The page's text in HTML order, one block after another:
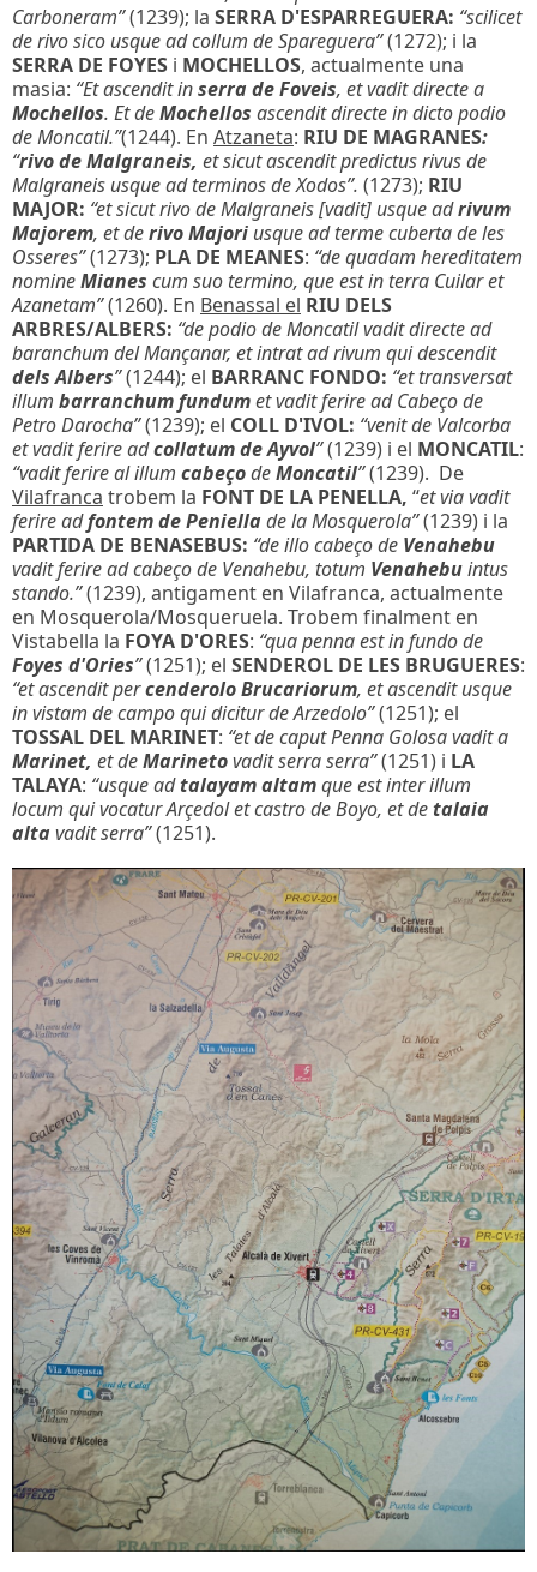
Carboneram”(1239); la SERRA D'ESPARREGUERA: “scilicet
de rivo sico usque ad collum de Spareguera”(1272); i la
SERRA DE FOYES i MOCHELLOS, actualmente una
masia: “Et ascendit inserra de Foveis, et vadit directe a
Mochellos. Et deMochellos ascendit directe in dicto podio
de Moncatil.”(1244). En Atzaneta: RIU DE MAGRANES:
“rivo de Malgraneis, et sicut ascendit predictus rivus de
Malgraneis usque ad terminos de Xodos”. (1273); RIU
MAJOR: “et sicut rivo de Malgraneis [vadit] usque adrivum
Majorem, et derivo Majori usque ad terme cuberta de les
Osseres”(1273); PLA DE MEANES: “de quadam hereditatem
nomineMianes cum suo termino, que est in terra Cuilar et
Azanetam”(1260). En Benassal el RIU DELS
ARBRES/ALBERS: “de podio de Moncatil vadit directe ad
baranchum del Mançanar, et intrat ad rivum qui descendit
dels Albers”(1244); el BARRANC FONDO: “et transversat
illum barranchum fundumet vadit ferire ad Cabeço de
Petro Darocha”(1239); el COLL D'IVOL: “venit de Valcorba
et vadit ferire adcollatum de Ayvol”(1239) i el MONCATIL:
“vadit ferire al illum cabeçodeMoncatil”(1239). De
Vilafranca trobem la FONT DE LA PENELLA, “et via vadit
ferire adfontem de Peniellade la Mosquerola”(1239) i la
PARTIDA DE BENASEBUS: “de illo cabeço de Venahebu
vadit ferire ad cabeço de Venahebu, totum Venahebuintus
stando.”(1239), antigament en Vilafranca, actualmente
en Mosquerola/Mosqueruela. Trobem finalment en
Vistabella la FOYA D'ORES: “qua penna est in fundo de
Foyes d'Ories”(1251); el SENDEROL DE LES BRUGUERES:
“et ascendit percenderolo Brucariorum, et ascendit usque
in vistam de campo qui dicitur de Arzedolo”(1251); el
TOSSAL DEL MARINET: “et de caput Penna Golosa vadit a
Marinet, et deMarinetovadit serra serra”(1251) i LA
TALAYA: “usque adtalayam altamque est inter illum
locum qui vocatur Arçedol et castro de Boyo, et detalaia
altavadit serra”(1251).